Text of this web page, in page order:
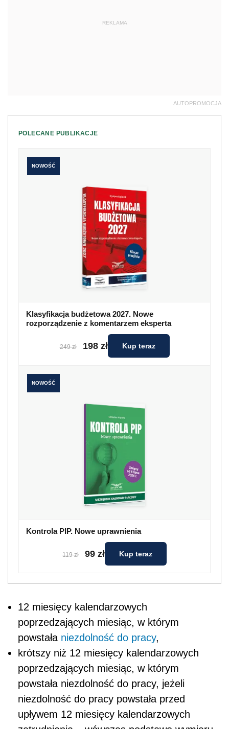
REKLAMA
AUTOPROMOCJA
POLECANE PUBLIKACJE
NOWOŚĆ
Klasyfikacja budżetowa 2027. Nowe
rozporządzenie z komentarzem eksperta
249 zł 198 zł Kup teraz
NOWOŚĆ
Kontrola PIP. Nowe uprawnienia
119 zł 99 zł Kup teraz
12 miesięcy kalendarzowych
poprzedzających miesiąc, w którym
powstała niezdolność do pracy,
krótszy niż 12 miesięcy kalendarzowych
poprzedzających miesiąc, w którym
powstała niezdolność do pracy, jeżeli
niezdolność do pracy powstała przed
upływem 12 miesięcy kalendarzowych